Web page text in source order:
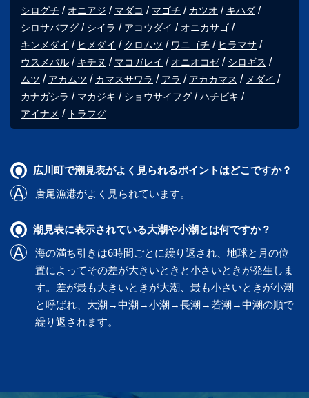
シログチ
オニアジ マダコ マゴチ カツオ
キハダ
シロサバフグ
シイラ アコウダイ
オニカサゴ
キンメダイ
ヒメダイ クロムツ ワニゴチ
ヒラマサ
ウスメバル
キチヌ マコガレイ オニオコゼ
シロギス
ムツ
アカムツ カマスサワラ アラ アカカマス
メダイ
カナガシラ
マカジキ ショウサイフグ
ハチビキ
アイナメ
トラフグ
広川町で潮見表がよく見られるポイントはどこですか？
唐尾漁港がよく見られています。
潮見表に表示されている大潮や小潮とは何ですか？
海の満ち引きは6時間ごとに繰り返され、地球と月の位
置によってその差が大きいときと小さいときが発生しま
す。差が最も大きいときが大潮、最も小さいときが小潮
と呼ばれ、大潮→中潮→小潮→長潮→若潮→中潮の順で
繰り返されます。